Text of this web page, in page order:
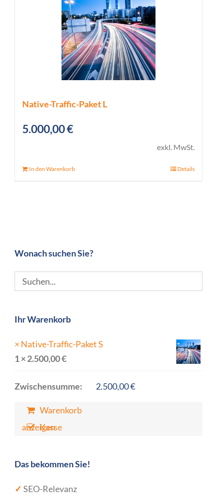
Native-Traffic-Paket L
5.000,00€
exkl. MwSt.
In den Warenkorb Details
Wonach suchen Sie?
Ihr Warenkorb
× Native-Traffic-Paket S
1 × 2.500,00€
Zwischensumme: 2.500,00€
Warenkorb
anzeigen
Kasse
Das bekommen Sie!
✓ SEO-Relevanz